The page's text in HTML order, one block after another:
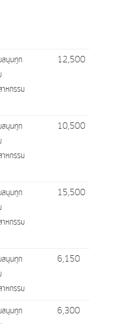
นุนทุก
หกรรม
12,500
นุนทุก
หกรรม
10,500
นุนทุก
หกรรม
15,500
นุนทุก
หกรรม
6,150
นุนทุก
6,300